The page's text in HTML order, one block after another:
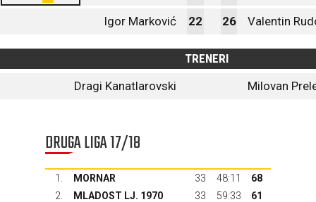
Igor Marković 22 26 Valentin
TRENERI
Dragi Kanatlarovski
Milovan
DRUGA LIGA 17/18
1. MORNAR 33 48:11
68
2.
MLADOST LJ. 1970 33 59:33
61